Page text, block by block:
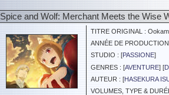
Spice and Wolf: Merchant Meets the Wise
TITRE ORIGINAL :
ANNÉE DE
STUDIO : [PASSIONE]
GENRES : [AVENTURE] [
AUTEUR : [HASEKURA
VOLUMES, TYPE &